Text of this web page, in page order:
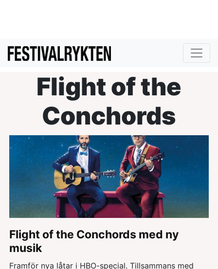
Flight of the
Conchords
Flight of the Conchords med ny
musik
Framför nya låtar i HBO-special. Tillsammans med